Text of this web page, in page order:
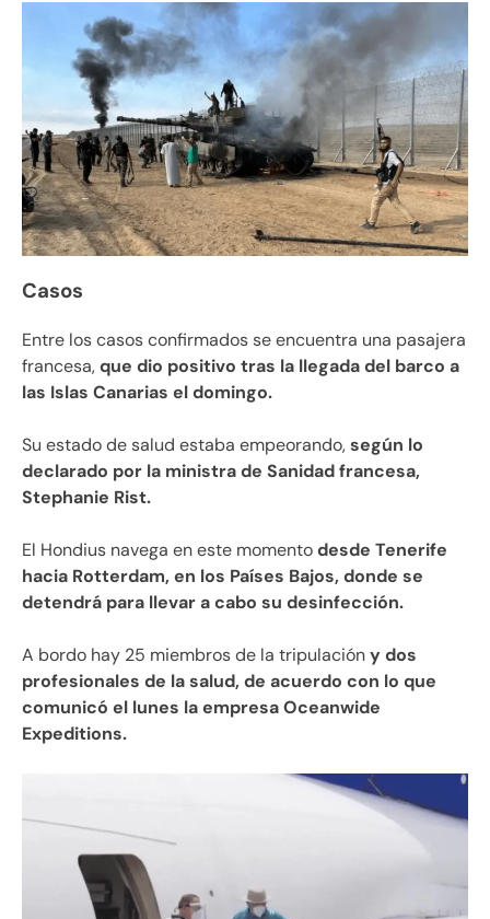
Casos
Entre los casos confirmados se encuentra una pasajera
francesa,que dio positivo tras la llegada del barco a
las Islas Canarias el domingo.
Su estado de salud estaba empeorando,según lo
declarado por la ministra de Sanidad francesa,
Stephanie Rist.
El Hondius navega en este momentodesde Tenerife
hacia Rotterdam, en los Países Bajos, donde se
detendrá para llevar a cabo su desinfección.
A bordo hay 25 miembros de la tripulacióny dos
profesionales de la salud, de acuerdo con lo que
comunicó el lunes la empresa Oceanwide
Expeditions.